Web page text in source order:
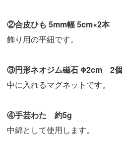
②合皮ひも 5mm幅 5cm×2本
飾り用の平紐です。
③円形ネオジム磁石 Φ2cm 2個
中に入れるマグネットです。
④手芸わた 約5g
中綿として使用します。